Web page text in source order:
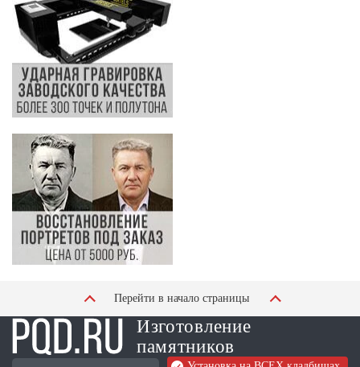
Перейти в начало страницы
Изготовление
памятников